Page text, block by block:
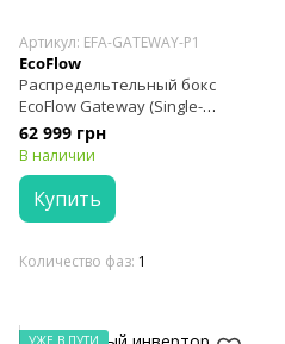
Артикул: EFA-GATEWAY-P1
EcoFlow
Распредельтельный бокс
EcoFlow Gateway (Single-
Phase)
62 999 грн
В наличии
Купить
Количество фаз 1